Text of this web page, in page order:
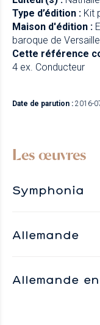
Type d’édition : Kit
Maison d'édition :
baroque de
Cette référence
4 ex. Conducteur
Date de parution : 2016-
Les œuvres
Symphonia
Allemande
Allemande